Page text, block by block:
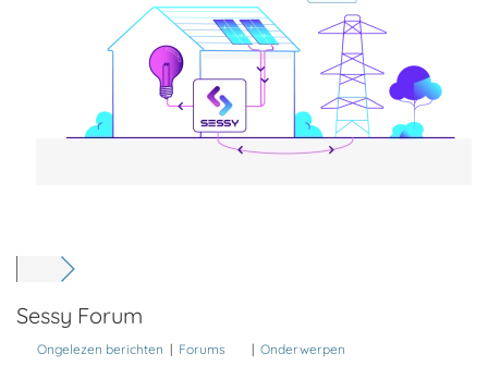
Sessy Forum
Ongelezen berichten | Forums | Onderwerpen